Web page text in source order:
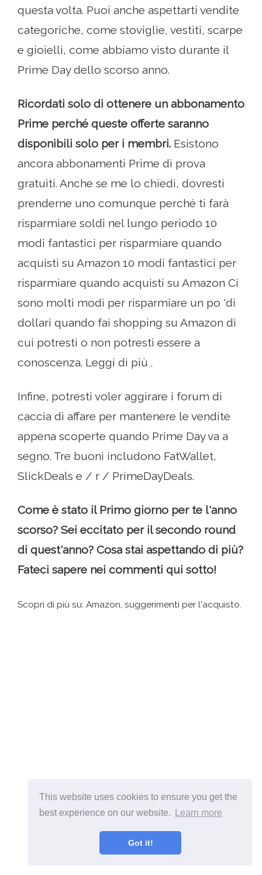
This website uses cookies to ensure you get the
best experience on our website.
Learn more
Got it!
questa volta. Puoi anche aspettarti vendite
categoriche, come stoviglie, vestiti, scarpe
e gioielli, come abbiamo visto durante il
Prime Day dello scorso anno.
Ricordati solo di ottenere un abbonamento
Prime perché queste offerte saranno
disponibili solo per i membri. Esistono
ancora abbonamenti Prime di prova
gratuiti. Anche se me lo chiedi, dovresti
prenderne uno comunque perché ti farà
risparmiare soldi nel lungo periodo 10
modi fantastici per risparmiare quando
acquisti su Amazon 10 modi fantastici per
risparmiare quando acquisti su Amazon Ci
sono molti modi per risparmiare un po 'di
dollari quando fai shopping su Amazon di
cui potresti o non potresti essere a
conoscenza. Leggi di più .
Infine, potresti voler aggirare i forum di
caccia di affare per mantenere le vendite
appena scoperte quando Prime Day va a
segno. Tre buoni includono FatWallet,
SlickDeals e / r / PrimeDayDeals.
Come è stato il Primo giorno per te l'anno
scorso? Sei eccitato per il secondo round
di quest'anno? Cosa stai aspettando di più?
Fateci sapere nei commenti qui sotto!
Scopri di più su: Amazon, suggerimenti per l'acquisto.